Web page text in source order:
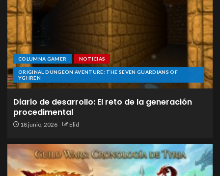
COLUMNA GAMER NOTICIAS
ORIGINAL DUNGEON AVENTURE: THE SEVEN GUARDIANS OF
YGHREN
Diario de desarrollo: El reto de la generación
procedimental
18 junio, 2026 Elid